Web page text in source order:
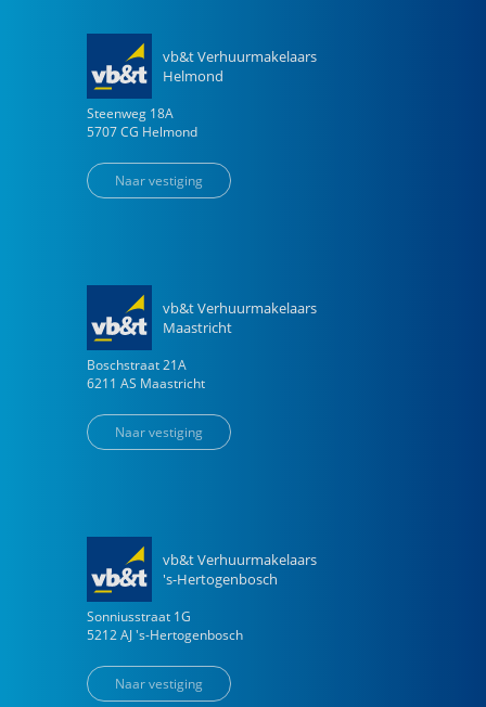
vb&t Verhuurmakelaars
Helmond
Steenweg 18A
5707 CG Helmond
Naar vestiging
vb&t Verhuurmakelaars
Maastricht
Boschstraat 21A
6211 AS Maastricht
Naar vestiging
vb&t Verhuurmakelaars
's-Hertogenbosch
Sonniusstraat 1G
5212 AJ 's-Hertogenbosch
Naar vestiging